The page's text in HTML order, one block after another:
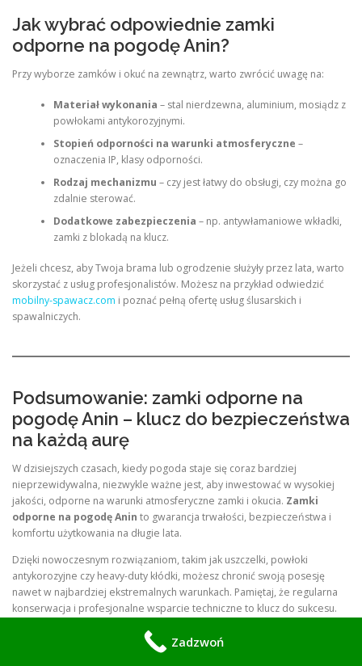
Jak wybrać odpowiednie zamki
odporne na pogodę Anin?
Przy wyborze zamków i okuć na zewnątrz, warto zwrócić uwagę na:
Materiał wykonania – stal nierdzewna, aluminium, mosiądz z
powłokami antykorozyjnymi.
Stopień odporności na warunki atmosferyczne –
oznaczenia IP, klasy odporności.
Rodzaj mechanizmu – czy jest łatwy do obsługi, czy można go
zdalnie sterować.
Dodatkowe zabezpieczenia – np. antywłamaniowe wkładki,
zamki z blokadą na klucz.
Jeżeli chcesz, aby Twoja brama lub ogrodzenie służyły przez lata, warto
skorzystać z usług profesjonalistów. Możesz na przykład odwiedzić
mobilny-spawacz.com i poznać pełną ofertę usług ślusarskich i
spawalniczych.
Podsumowanie: zamki odporne na
pogodę Anin – klucz do bezpieczeństwa
na każdą aurę
W dzisiejszych czasach, kiedy pogoda staje się coraz bardziej
nieprzewidywalna, niezwykle ważne jest, aby inwestować w wysokiej
jakości, odporne na warunki atmosferyczne zamki i okucia. Zamki
odporne na pogodę Anin to gwarancja trwałości, bezpieczeństwa i
komfortu użytkowania na długie lata.
Dzięki nowoczesnym rozwiązaniom, takim jak uszczelki, powłoki
antykorozyjne czy heavy-duty kłódki, możesz chronić swoją posesję
nawet w najbardziej ekstremalnych warunkach. Pamiętaj, że regularna
konserwacja i profesjonalne wsparcie techniczne to klucz do sukcesu.
Jeśli masz problem z zamkiem lub chcesz się upewnić, że Twoja brama
jest odpowiednio zabezpieczona, skontaktuj się z nami. Wyślij zdjęcie
Zadzwoń